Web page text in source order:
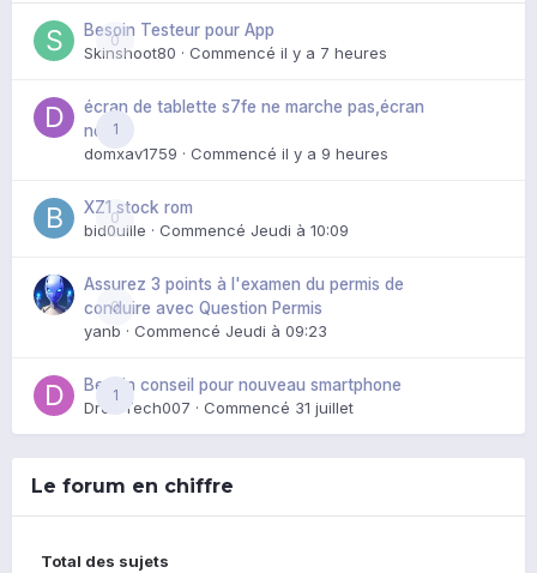
0
Besoin Testeur pour App
Skinshoot80 · Commencé il y a 7 heures
1
écran de tablette s7fe ne marche pas,écran
noir
domxav1759 · Commencé il y a 9 heures
0
XZ1 stock rom
bid0uille · Commencé Jeudi à 10:09
0
Assurez 3 points à l'examen du permis de
conduire avec Question Permis
yanb · Commencé Jeudi à 09:23
1
Besoin conseil pour nouveau smartphone
DroidTech007 · Commencé 31 juillet
Le forum en chiffre
Total des sujets